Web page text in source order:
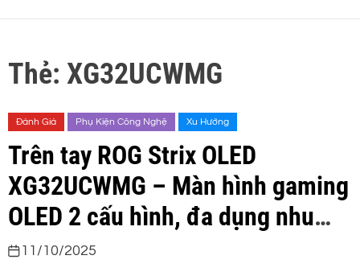
Thẻ: XG32UCWMG
Đánh Giá Phụ Kiện Công Nghệ Xu Hướng
Trên tay ROG Strix OLED
XG32UCWMG – Màn hình gaming
OLED 2 cấu hình, đa dụng nhu
cầu
11/10/2025